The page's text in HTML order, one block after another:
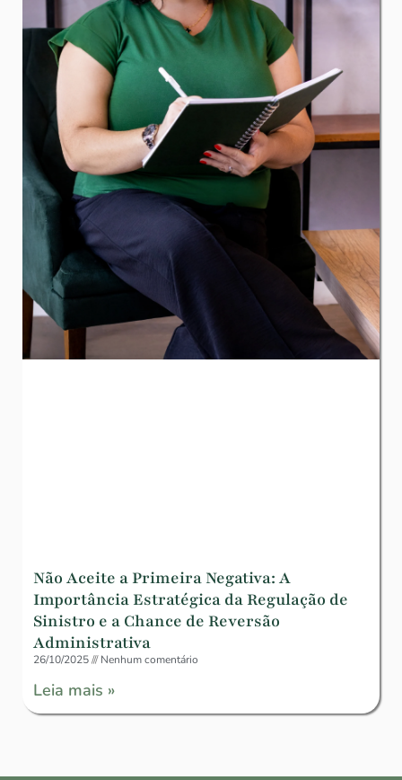
Não Aceite a Primeira Negativa: A
Importância Estratégica da Regulação de
Sinistro e a Chance de Reversão
Administrativa
26/10/2025 Nenhum comentário
Leia mais »